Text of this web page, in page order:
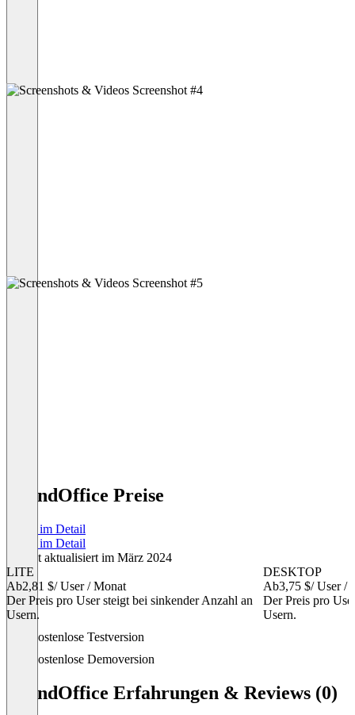
BrandOffice Preise
Preise im Detail
Preise im Detail
Zuletzt aktualisiert im März 2024
LITE
Ab2,81 $/ User / Monat
Der Preis pro User steigt bei sinkender Anzahl an
Usern.
DESKTOP
Ab3,75 $/ User /
Der Preis pro
Usern.
Kostenlose Testversion
Kostenlose Demoversion
BrandOffice Erfahrungen & Reviews (0)